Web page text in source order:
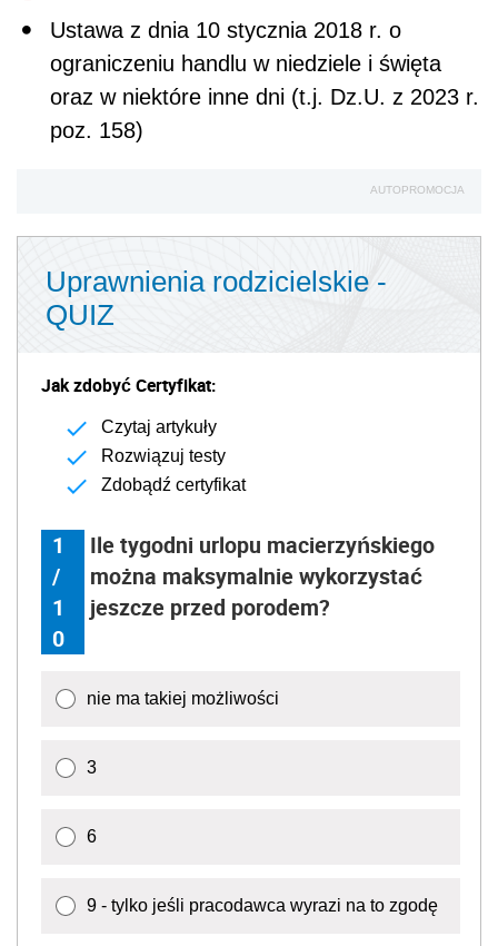
Ustawa z dnia 10 stycznia 2018 r. o
ograniczeniu handlu w niedziele i święta
oraz w niektóre inne dni (t.j. Dz.U. z 2023 r.
poz. 158)
AUTOPROMOCJA
Uprawnienia rodzicielskie -
QUIZ
Jak zdobyć Certyfikat:
Czytaj artykuły
Rozwiązuj testy
Zdobądź certyfikat
1
/
1
0
Ile tygodni urlopu macierzyńskiego
można maksymalnie wykorzystać
jeszcze przed porodem?
nie ma takiej możliwości
3
6
9 - tylko jeśli pracodawca wyrazi na to zgodę